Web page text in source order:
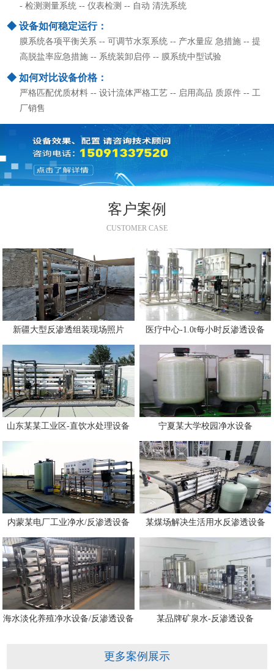
- 检测测量系统 -- 仪表检测 -- 自动 清洗系统
◆ 设备如何稳定运行：
膜系统各项平衡关系 -- 可调节水泵系统 -- 产水量应 急措施 -- 提
高脱盐率应急措施 -- 系统装卸启停 -- 膜系统中型试验
◆ 如何对比设备价格：
严格匹配优质材料 -- 设计流体严格工艺 -- 启用高品 质原件 -- 工
厂销售
客户案例
CUSTOMER CASE
新疆大型反渗透组装现场照片 医疗中心-1.0t每小时反渗透设备
山东某某工业区-直饮水处理设备 宁夏某大学校园净水设备
内蒙某电厂工业净水/反渗透设备 某煤场解决生活用水反渗透设备
海水淡化养殖净水设备/反渗透设备 某品牌矿泉水-反渗透设备
更多案例展示